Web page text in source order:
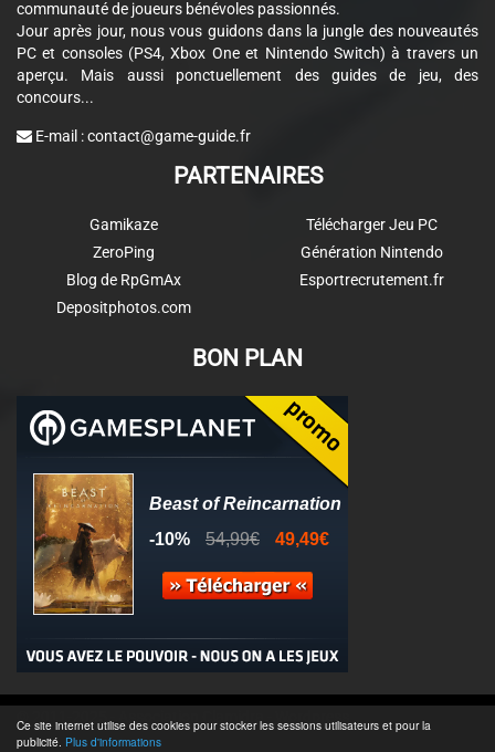
Ce site internet utilise des cookies pour stocker les sessions utilisateurs et pour la
publicité. Plus d'informations
communauté de joueurs bénévoles passionnés.
Jour après jour, nous vous guidons dans la jungle des nouveautés
PC et consoles (PS4, Xbox One et Nintendo Switch) à travers un
aperçu. Mais aussi ponctuellement des guides de jeu, des
concours...
E-mail :contact@game-guide.fr
PARTENAIRES
Gamikaze
ZeroPing
Blog de RpGmAx
Depositphotos.com
Télécharger Jeu PC
Génération Nintendo
Esportrecrutement.fr
BON PLAN
© 2011-2025 - Association Clamidra - Wordpress